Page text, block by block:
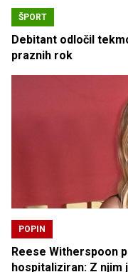
ŠPORT
Debitant odločil
praznih rok
POPIN
Reese Witherspoon
hospitaliziran: Z njim